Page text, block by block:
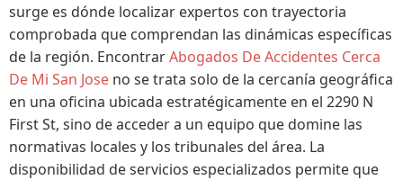
surge es dónde localizar expertos con trayectoria
comprobada que comprendan las dinámicas específicas
de la región. EncontrarAbogados De Accidentes Cerca
De Mi San Jose no se trata solo de la cercanía geográfica
en una oficina ubicada estratégicamente en el 2290 N
First St, sino de acceder a un equipo que domine las
normativas locales y los tribunales del área. La
disponibilidad de servicios especializados permite que